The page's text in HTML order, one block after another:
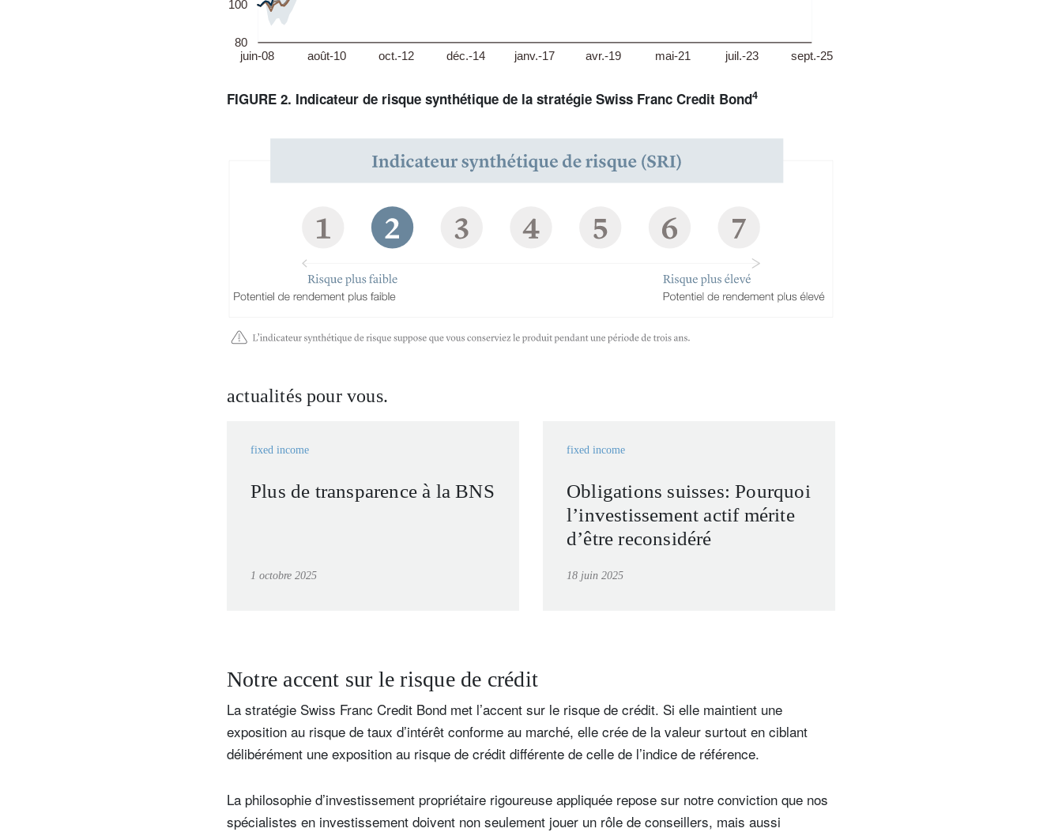
FIGURE 2. Indicateur de risque synthétique de la stratégie Swiss Franc Credit Bond4
actualités pour vous.
fixed income
Plus de transparence à la BNS
1 octobre 2025
fixed income
Obligations suisses: Pourquoi
l’investissement actif mérite
d’être reconsidéré
18 juin 2025
Notre accent sur le risque de crédit
La stratégie Swiss Franc Credit Bond met l’accent sur le risque de crédit. Si elle maintient une
exposition au risque de taux d’intérêt conforme au marché, elle crée de la valeur surtout en ciblant
délibérément une exposition au risque de crédit différente de celle de l’indice de référence.
La philosophie d’investissement propriétaire rigoureuse appliquée repose sur notre conviction que nos
spécialistes en investissement doivent non seulement jouer un rôle de conseillers, mais aussi